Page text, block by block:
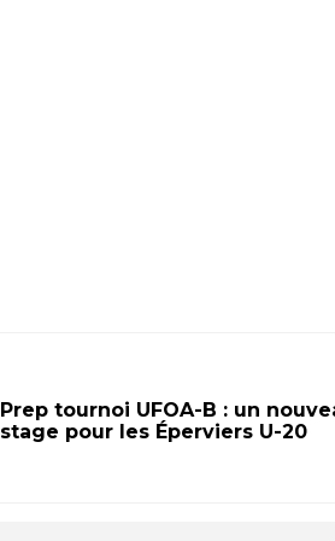
Prep tournoi UFOA-B : un
stage pour les Éperviers U-20